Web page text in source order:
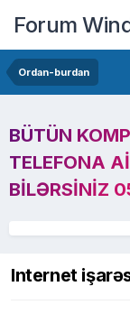
Forum
Ordan-burdan
BÜTÜN
TELEFONA
BILƏRSINIZ
Internet